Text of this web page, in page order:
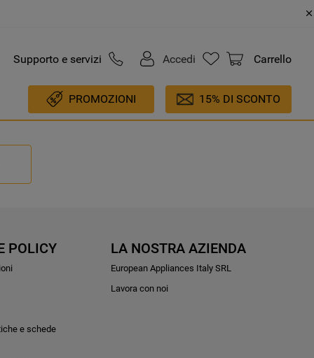
Supporto e servizi Accedi Carrello
PROMOZIONI 15% DI SCONTO
POLICY
e schede
LA NOSTRA AZIENDA
European Appliances Italy SRL
Lavora con noi